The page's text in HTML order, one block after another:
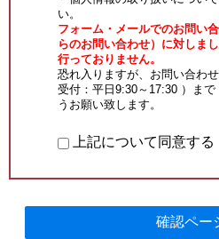
い。
フォーム・メールでのお問い
らのお問い合わせ）に対しま
行っておりません。
恐れ入りますが、お問い合わ
受付：平日9:30～17:30 ）ま
うお願い致します。
上記について同意する
確認ペー